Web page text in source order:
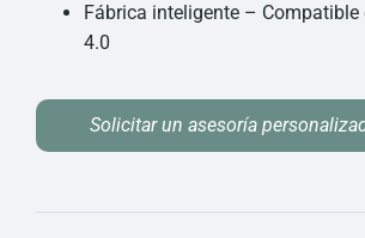
Fábrica inteligente – Compatible
4.0
Solicitar un asesoría